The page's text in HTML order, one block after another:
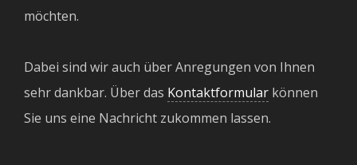
möchten.
Dabei sind wir auch über Anregungen von Ihnen
sehr dankbar. Über das Kontaktformular können
Sie uns eine Nachricht zukommen lassen.